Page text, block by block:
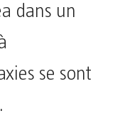
dans un
se sont